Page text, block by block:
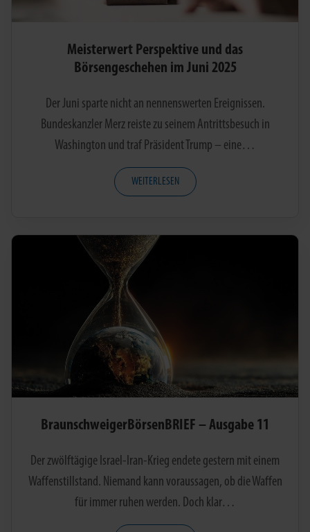
Meisterwert Perspektive und das
Börsengeschehen im Juni 2025
Der Juni sparte nicht an nennenswerten Ereignissen.
Bundeskanzler Merz reiste zu seinem Antrittsbesuch in
Washington und traf Präsident Trump – eine…
WEITERLESEN
BraunschweigerBörsenBRIEF – Ausgabe 11
Der zwölftägige Israel-Iran-Krieg endete gestern mit einem
Waffenstillstand. Niemand kann voraussagen, ob die Waffen
für immer ruhen werden. Doch klar…